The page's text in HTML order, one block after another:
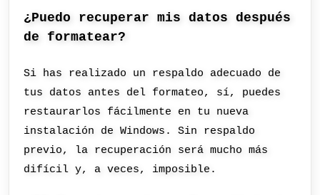
¿Puedo recuperar mis datos después
de formatear?
Si has realizado un respaldo adecuado de
tus datos antes del formateo, sí, puedes
restaurarlos fácilmente en tu nueva
instalación de Windows. Sin respaldo
previo, la recuperación será mucho más
difícil y, a veces, imposible.